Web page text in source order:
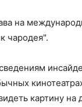
на
чародея".
картину на